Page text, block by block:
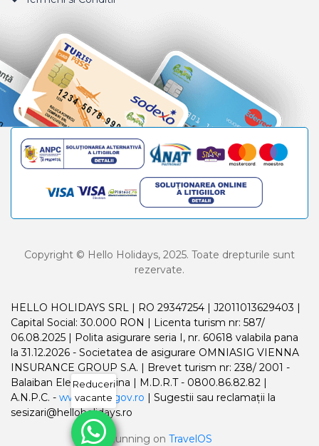
Copyright © Hello Holidays, 2025. Toate drepturile sunt
rezervate.
HELLO HOLIDAYS SRL | RO 29347254 | J2011013629403 |
Capital Social: 30.000 RON | Licenta turism nr: 587/
06.08.2025 | Polita asigurare seria I, nr. 60618 valabila pana
la 31.12.2026 - Societatea de asigurare OMNIASIG VIENNA
INSURANCE GROUP S.A. | Brevet turism nr: 238/ 2001 -
Balaiban Elena Madalina | M.D.R.T - 0800.86.82.82 |
A.N.P.C. - www.anpc.gov.ro | Sugestii sau reclamații la
sesizari@helloholidays.ro
Running on TravelOS
Reduceri
vacante